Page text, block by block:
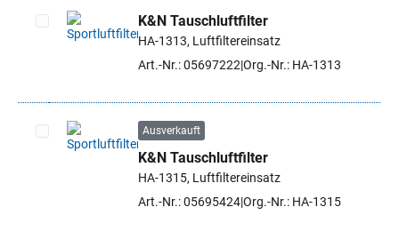
Artikel auswählen
K&N Tauschluftfilter
HA-1313, Luftfiltereinsatz
Art.-Nr.: 05697222 Org.-Nr.: HA-1313
Artikel auswählen
Ausverkauft
K&N Tauschluftfilter
HA-1315, Luftfiltereinsatz
Art.-Nr.: 05695424Org.-Nr.: HA-1315